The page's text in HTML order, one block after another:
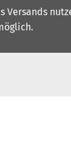
Versands